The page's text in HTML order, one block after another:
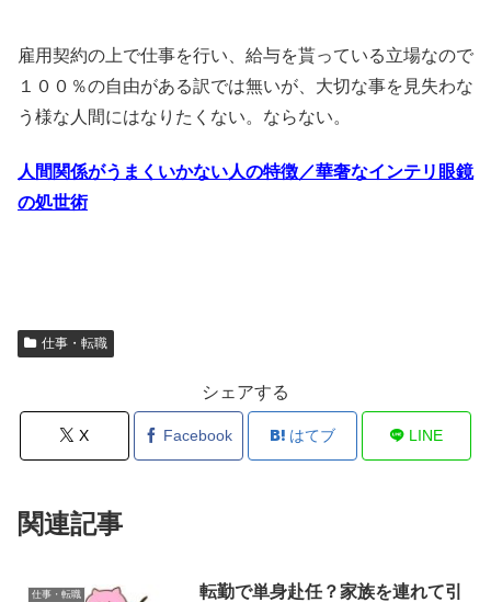
雇用契約の上で仕事を行い、給与を貰っている立場なので
１００％の自由がある訳では無いが、大切な事を見失わな
う様な人間にはなりたくない。ならない。
人間関係がうまくいかない人の特徴／華奢なインテリ眼鏡
の処世術
仕事・転職
シェアする
X Facebook はてブ LINE
関連記事
仕事・転職
転勤で単身赴任？家族を連れて引